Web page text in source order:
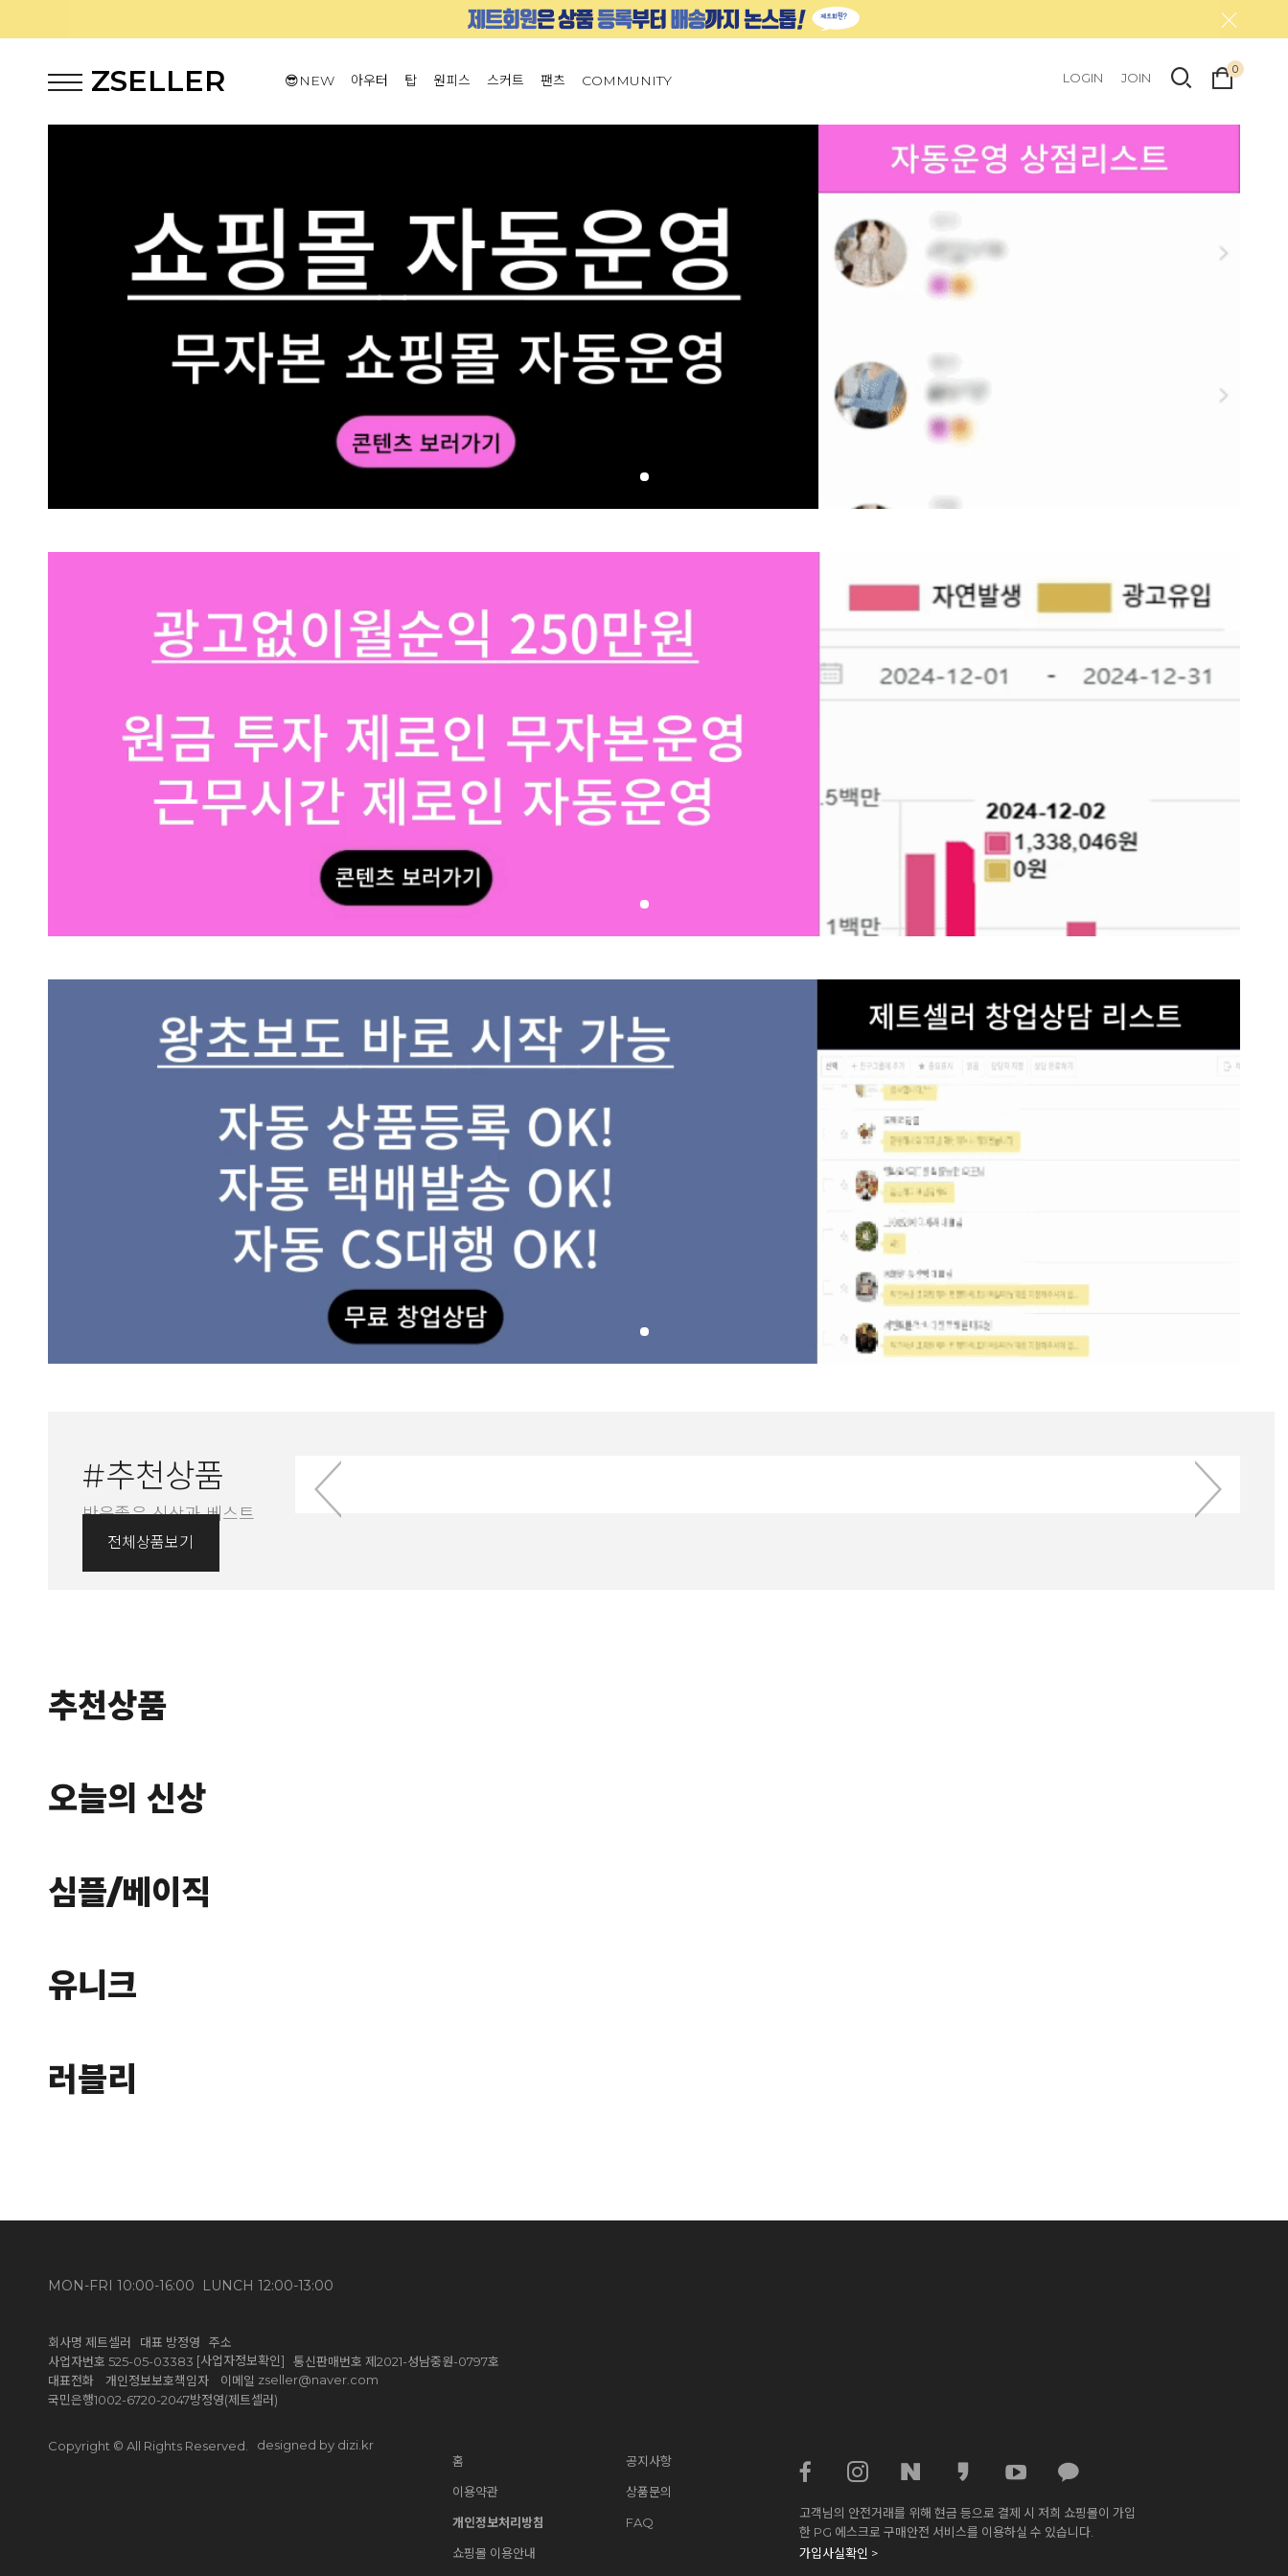
ZSELLER 😎NEW 아우터 탑 원피스 스커트 팬츠 COMMUNITY LOGIN JOIN
0
#추천상품
반응좋은 신상과 베스트
상품만 골라서!
전체상품보기
추천상품
오늘의 신상
심플/베이직
유니크
러블리
MON-FRI 10:00-16:00 LUNCH 12:00-13:00
회사명 제트셀러 대표 방정영 주소
사업자번호 525-05-03383 [사업자정보확인] 통신판매번호 제2021-성남중원-0797호
대표전화 개인정보보호책임자 이메일 zseller@naver.com
국민은행1002-6720-2047방정영(제트셀러)
Copyright © All Rights Reserved. designed by dizi.kr
홈
이용약관
개인정보처리방침
쇼핑몰 이용안내
공지사항
상품문의
FAQ
고객님의 안전거래를 위해 현금 등으로 결제 시 저희 쇼핑몰이 가입
한 PG 에스크로 구매안전 서비스를 이용하실 수 있습니다.
가입사실확인 >